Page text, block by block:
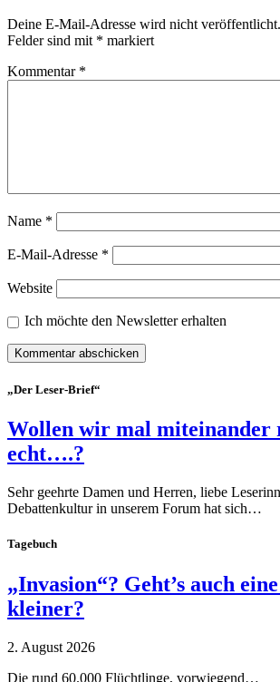
Deine E-Mail-Adresse wird nicht veröffentlicht.
Felder sind mit * markiert
Kommentar *
Name *
E-Mail-Adresse *
Website
Ich möchte den Newsletter erhalten
„Der Leser-Brief“
Wollen wir mal miteinander
echt….?
Sehr geehrte Damen und Herren, liebe
Debattenkultur in unserem Forum hat sich…
Tagebuch
„Invasion“? Geht’s auch
kleiner?
2. August 2026
Die rund 60.000 Flüchtlinge, vorwiegend…